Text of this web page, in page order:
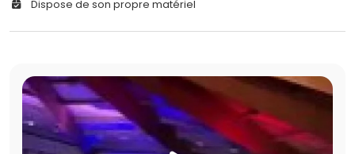
Dispose de son propre matériel